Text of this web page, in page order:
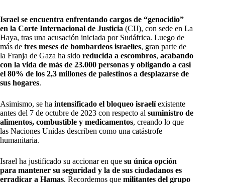
Israel se encuentra enfrentando cargos de “genocidio”
en la Corte Internacional de Justicia (CIJ), con sede en La
Haya, tras una acusación iniciada por Sudáfrica. Luego de
más de tres meses de bombardeos israelíes, gran parte de
la Franja de Gaza ha sido reducida a escombros, acabando
con la vida de más de 23.000 personas y obligando a casi
el 80% de los 2,3 millones de palestinos a desplazarse de
sus hogares.
Asimismo, se ha intensificado el bloqueo israelíexistente
antes del 7 de octubre de 2023 con respecto al suministro de
alimentos, combustible y medicamentos, creando lo que
las Naciones Unidas describen como una catástrofe
humanitaria.
Israel ha justificado su accionar en que su única opción
para mantener su seguridad y la de sus ciudadanos es
erradicar a Hamas. Recordemos que militantes del grupo